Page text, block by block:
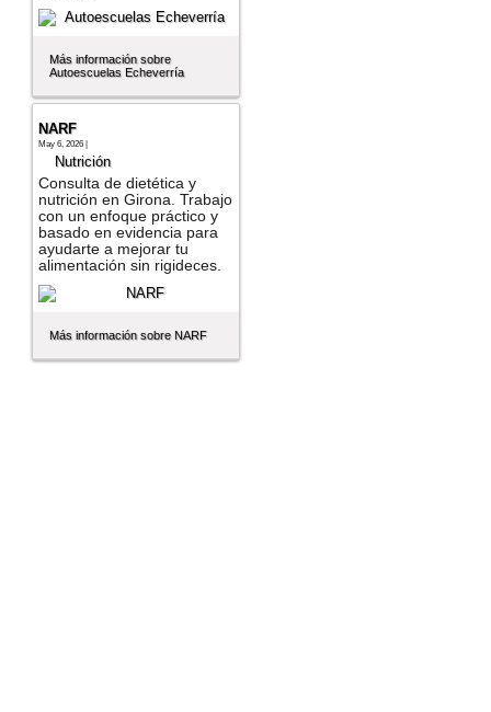
Más información sobre
Autoescuelas Echeverría
NARF
May 6, 2026 |
Nutrición
Consulta de dietética y
nutrición en Girona. Trabajo
con un enfoque práctico y
basado en evidencia para
ayudarte a mejorar tu
alimentación sin rigideces.
Más información sobre NARF